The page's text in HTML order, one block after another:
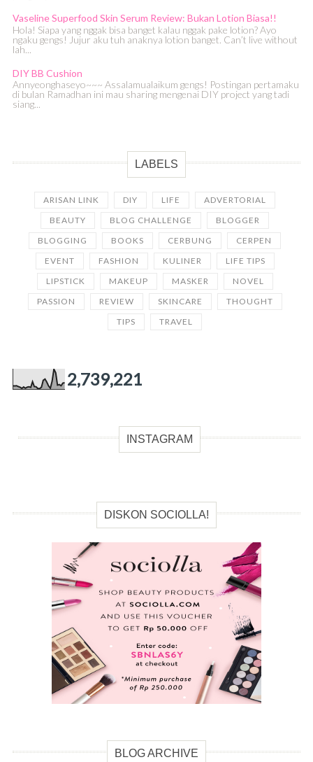
Vaseline Superfood Skin Serum Review: Bukan Lotion Biasa!!
Hola! Siapa yang nggak bisa banget kalau nggak pake lotion? Ayo
ngaku gengs! Jujur aku tuh anaknya lotion banget. Can’t live without
lah...
DIY BB Cushion
Annyeonghaseyo~~~ Assalamualaikum gengs! Postingan pertamaku
di bulan Ramadhan ini mau sharing mengenai DIY project yang tadi
siang...
LABELS
ARISAN LINK DIY LIFE
ADVERTORIAL
BEAUTY
BLOG CHALLENGE
BLOGGER
BLOGGING
BOOKS CERBUNG
CERPEN
EVENT
FASHION KULINER
LIFE TIPS
LIPSTICK
MAKEUP MASKER
NOVEL
PASSION
REVIEW SKINCARE
THOUGHT
TIPS
TRAVEL
2,739,221
INSTAGRAM
DISKON SOCIOLLA!
BLOG ARCHIVE